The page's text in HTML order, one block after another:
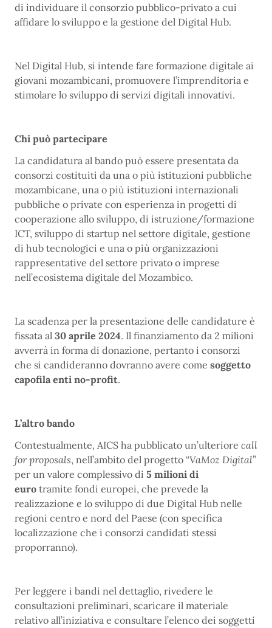
di individuare il consorzio pubblico-privato a cui
affidare lo sviluppo e la gestione del Digital Hub.
Nel Digital Hub, si intende fare formazione digitale ai
giovani mozambicani, promuovere l’imprenditoria e
stimolare lo sviluppo di servizi digitali innovativi.
Chi può partecipare
La candidatura al bando può essere presentata da
consorzi costituiti da una o più istituzioni pubbliche
mozambicane, una o più istituzioni internazionali
pubbliche o private con esperienza in progetti di
cooperazione allo sviluppo, di istruzione/formazione
ICT, sviluppo di startup nel settore digitale, gestione
di hub tecnologici e una o più organizzazioni
rappresentative del settore privato o imprese
nell’ecosistema digitale del Mozambico.
La scadenza per la presentazione delle candidature è
fissata al 30 aprile 2024. Il finanziamento da 2 milioni
avverrà in forma di donazione, pertanto i consorzi
che si candideranno dovranno avere come soggetto
capofila enti no-profit.
L’altro bando
Contestualmente, AICS ha pubblicato un’ulteriore call
for proposals, nell’ambito del progetto “VaMoz Digital”
per un valore complessivo di 5 milioni di
euro tramite fondi europei, che prevede la
realizzazione e lo sviluppo di due Digital Hub nelle
regioni centro e nord del Paese (con specifica
localizzazione che i consorzi candidati stessi
proporranno).
Per leggere i bandi nel dettaglio, rivedere le
consultazioni preliminari, scaricare il materiale
relativo all’iniziativa e consultare l’elenco dei soggetti